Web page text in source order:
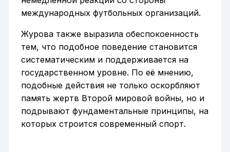
международных футбольных организаций.
Журова также выразила обеспокоенность
тем, что подобное поведение становится
систематическим и поддерживается на
государственном уровне. По её мнению,
подобные действия не только оскорбляют
память жертв Второй мировой войны, но и
подрывают фундаментальные принципы, на
которых строится современный спорт.